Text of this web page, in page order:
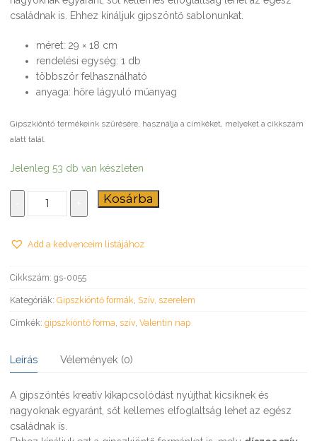
családnak is. Ehhez kínáljuk gipszöntő sablonunkat.
méret: 29 × 18 cm
rendelési egység: 1 db
többször felhasználható
anyaga: hőre lágyuló műanyag
Gipszkiöntő termékeink szűrésére, használja a címkéket, melyeket a cikkszám
alatt talál.
Jelenleg 53 db van készleten
Díszes
gipszkiöntő
mennyiség
Kosárba
Add a kedvenceim listájához
Cikkszám: gs-0055
Kategóriák: Gipszkiöntő formák, Szív, szerelem
Címkék: gipszkiöntő forma, szív, Valentin nap
Leírás Vélemények (0)
A gipszöntés kreatív kikapcsolódást nyújthat kicsiknek és
nagyoknak egyaránt, sőt kellemes elfoglaltság lehet az egész
családnak is.